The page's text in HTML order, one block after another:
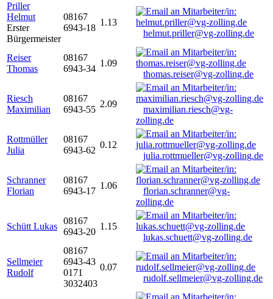
Priller
Helmut
Erster
Bürgermeister
08167
6943-18
1.13
helmut.priller@vg-zolling.de
Reiser
Thomas
08167
6943-34
1.09
thomas.reiser@vg-zolling.de
Riesch
Maximilian
08167
6943-55
2.09
maximilian.riesch@vg-
zolling.de
Rottmüller
Julia
08167
6943-62
0.12
julia.rottmueller@vg-zolling.de
Schranner
Florian
08167
6943-17
1.06
florian.schranner@vg-
zolling.de
Schütt Lukas
08167
6943-20
1.15
lukas.schuett@vg-zolling.de
Sellmeier
Rudolf
08167
6943-43
0171
3032403
0.07
rudolf.sellmeier@vg-zolling.de